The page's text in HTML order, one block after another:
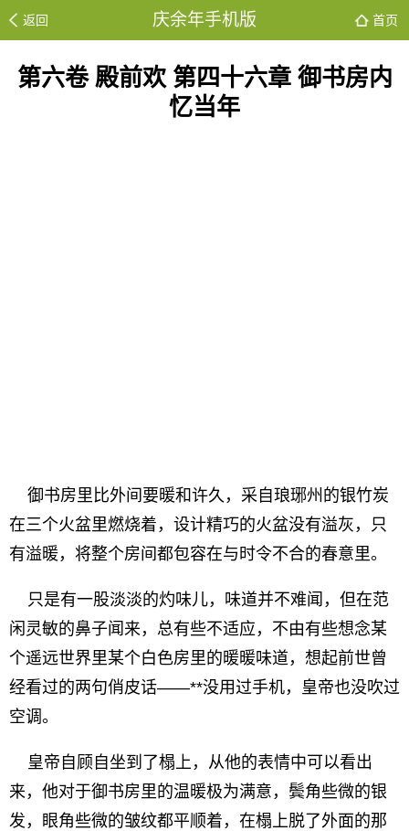
返回 庆余年手机版 首页
第六卷 殿前欢 第四十六章 御书房内
忆当年
御书房里比外间要暖和许久，采自琅琊州的银竹炭
在三个火盆里燃烧着，设计精巧的火盆没有溢灰，只
有溢暖，将整个房间都包容在与时令不合的春意里。
只是有一股淡淡的灼味儿，味道并不难闻，但在范
闲灵敏的鼻子闻来，总有些不适应，不由有些想念某
个遥远世界里某个白色房里的暖暖味道，想起前世曾
经看过的两句俏皮话——**没用过手机，皇帝也没吹过
空调。
皇帝自顾自坐到了榻上，从他的表情中可以看出
来，他对于御书房里的温暖极为满意，鬓角些微的银
发，眼角些微的皱纹都平顺着，在榻上脱了外面的那